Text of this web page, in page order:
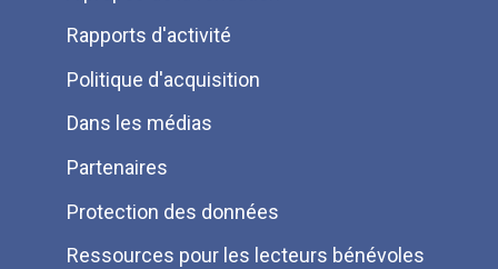
Pied
de
page
Rapports d'activité
Politique d'acquisition
Dans les médias
Partenaires
Protection des données
Ressources pour les lecteurs bénévoles